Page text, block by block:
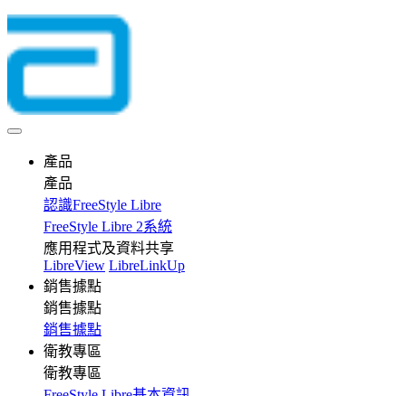
產品
產品
認識FreeStyle Libre
FreeStyle Libre 2系統
應用程式及資料共享
LibreView LibreLinkUp
銷售據點
銷售據點
銷售據點
衛教專區
衛教專區